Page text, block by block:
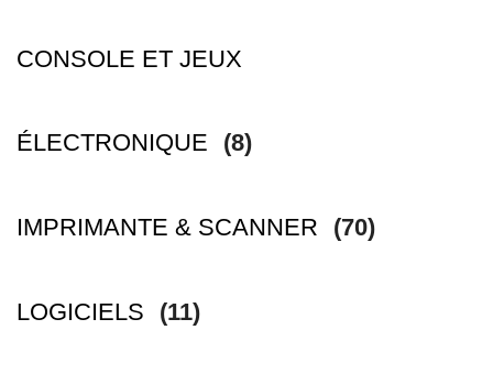
CONSOLE ET JEUX
ÉLECTRONIQUE (8)
IMPRIMANTE & SCANNER (70)
LOGICIELS (11)